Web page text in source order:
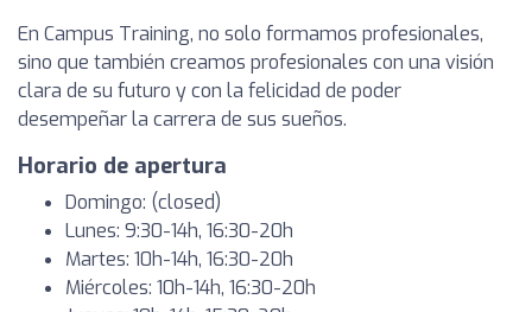
En Campus Training, no solo formamos profesionales,
sino que también creamos profesionales con una visión
clara de su futuro y con la felicidad de poder
desempeñar la carrera de sus sueños.
Horario de apertura
Domingo: (closed)
Lunes: 9:30-14h, 16:30-20h
Martes: 10h-14h, 16:30-20h
Miércoles: 10h-14h, 16:30-20h